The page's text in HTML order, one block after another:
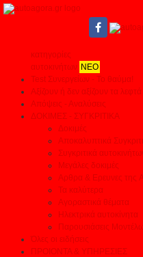
κατηγορίες
αυτοκινήτων ΝΕΟ
Test Συνεργείων - Το θαύμα!
Αξίζουν ή δεν αξίζουν τα
Απόψεις - Αναλύσεις
ΔΟΚΙΜΕΣ - ΣΥΓΚΡΙΤΙΚΑ
Δοκιμές
Αποκαλυπτικά
Συγκριτικά
Μεγάλες δοκιμές
Αρθρα & Ερευνες της
Τα καλύτερα
Αγοραστικά θέματα
Ηλεκτρικά αυτοκίνητα
Παρουσιάσεις
Όλες οι ειδήσεις
ΠΡΟΙΟΝΤΑ & ΥΠΗΡΕΣΙΕΣ